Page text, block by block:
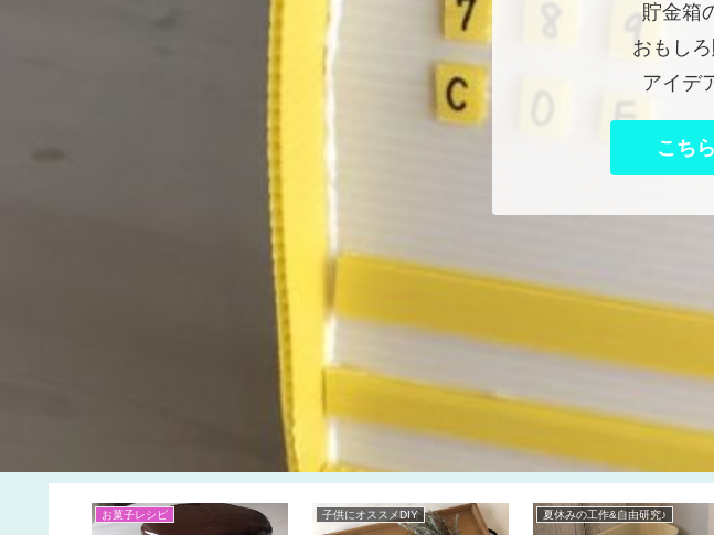
貯金箱
おもし
アイデ
こち
お菓子レシピ 子供にオススメDIY 夏休みの工作&自由研究♪